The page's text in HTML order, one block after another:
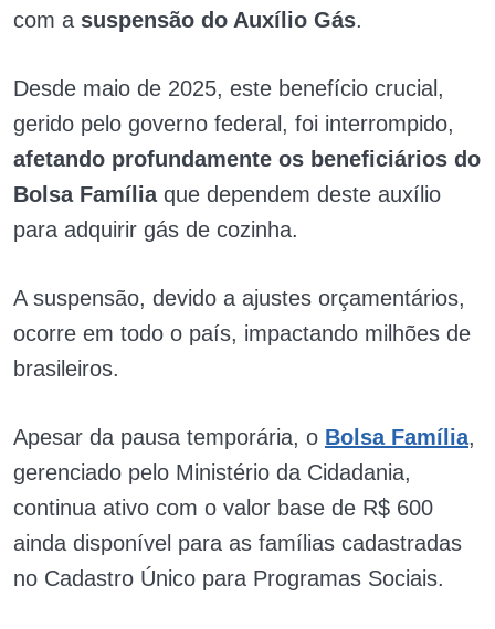
com a suspensão do Auxílio Gás.
Desde maio de 2025, este benefício crucial,
gerido pelo governo federal, foi interrompido,
afetando profundamente os beneficiários do
Bolsa Famíliaque dependem deste auxílio
para adquirir gás de cozinha.
A suspensão, devido a ajustes orçamentários,
ocorre em todo o país, impactando milhões de
brasileiros.
Apesar da pausa temporária, o Bolsa Família,
gerenciado pelo Ministério da Cidadania,
continua ativo com o valor base de R$ 600
ainda disponível para as famílias cadastradas
no Cadastro Único para Programas Sociais.